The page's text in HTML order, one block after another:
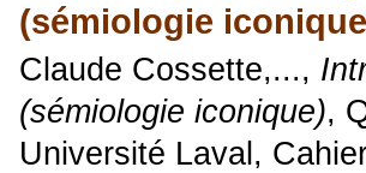
(sémiologie
Claude Cossette,...,
(sémiologie iconique),
Université Laval,